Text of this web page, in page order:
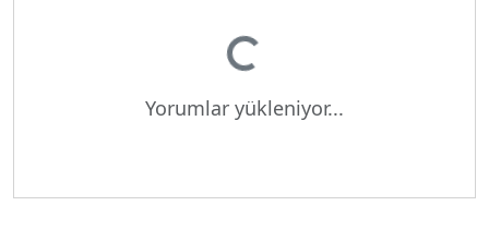
Yükleniyor...
Yorumlar yükleniyor...